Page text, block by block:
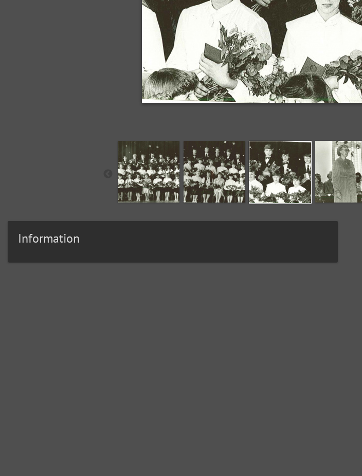
Information